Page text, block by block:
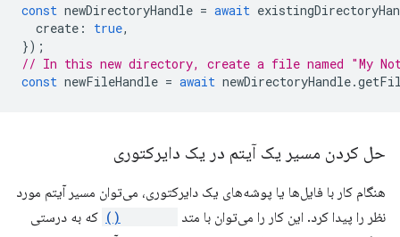
const newDirectoryHandle = await
create : true,
});
// In this new directory, create a file named "My
const newFileHandle = await newDirectoryHandle.
حل کردن مسیر یک آیتم در یک دایرکتوری
هنگام کار با فایل‌ها یا پوشه‌های یک دایرکتوری، می‌توان مسیر آیتم مورد
نظر را پیدا کرد. این کار را می‌توان با متد
که به درستی